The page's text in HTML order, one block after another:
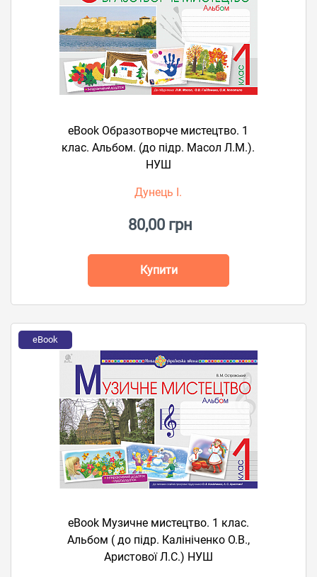
eBook Образотворче мистецтво. 1
клас. Альбом. (до підр. Масол Л.М.).
НУШ
Дунець І.
80,00 грн
Купити
eBook
eBook Музичне мистецтво. 1 клас.
Альбом ( до підр. Калініченко О.В.,
Аристової Л.С.) НУШ